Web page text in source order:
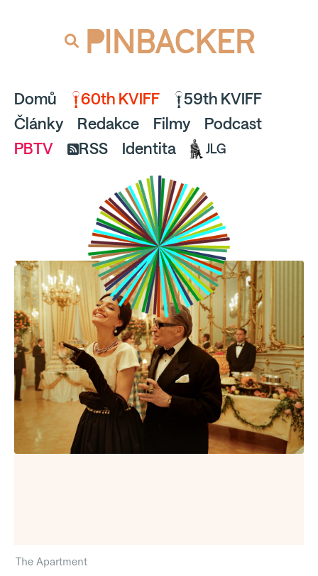
a pusťte se do čtení.
PINBACKER
Domů 60th KVIFF
59th KVIFF
Články
Redakce Filmy
Podcast
PBTV
RSS Identita JLG
The Apartment